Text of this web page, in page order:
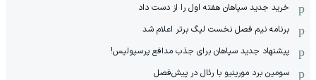
خرید جدید سپاهان هفته اول را از دست داد
برنامه نیم فصل نخست لیگ برتر اعلام شد
پیشنهاد جدید سپاهان برای جذب مدافع پرسپولیس!
سومین برد مورینیو با رئال در پیش‌فصل